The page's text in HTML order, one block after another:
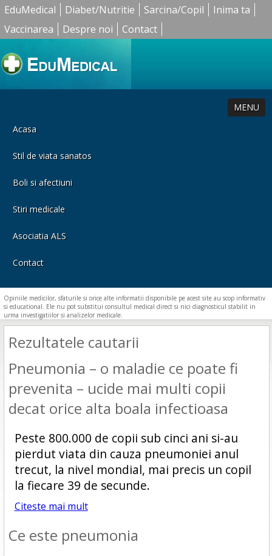
EduMedical Diabet/Nutritie Sarcina/Copil
Inima ta
Vaccinarea
Despre noi Contact
MENU
Acasa
Stil de viata sanatos
Boli si afectiuni
Stiri medicale
Asociatia ALS
Contact
Opiniile medicilor, sfaturile si orice alte informatii disponibile pe acest site au scop informativ
si educational. Ele nu pot substitui consultul medical direct si nici diagnosticul stabilit in
urma investigatiilor si analizelor medicale.
Rezultatele cautarii
Pneumonia – o maladie ce poate fi
prevenita – ucide mai multi copii
decat orice alta boala infectioasa
Peste 800.000 de copii sub cinci ani si-au
pierdut viata din cauza pneumoniei anul
trecut, la nivel mondial, mai precis un copil
la fiecare 39 de secunde.
Citeste mai mult
Ce este pneumonia